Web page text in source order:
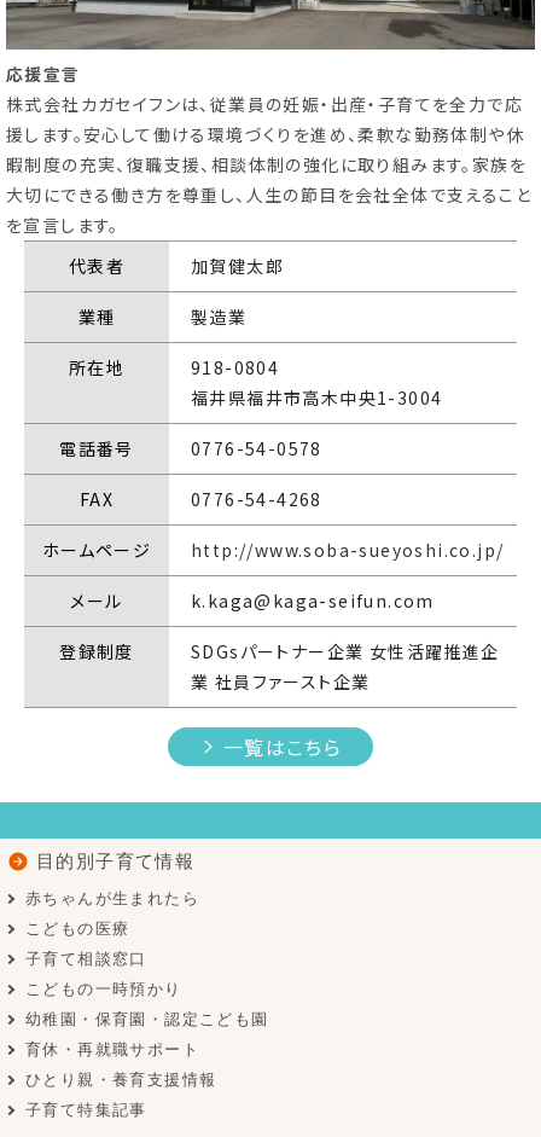
育休・再就職
サポート
養育支援情報
こどもの
遊び場
子育て
従業員応援企業 （事業者様向け）
応援宣言
株式会社カガセイフンは、従業員の妊娠・出産・子育てを全力で応
援します。安心して働ける環境づくりを進め、柔軟な勤務体制や休
暇制度の充実、復職支援、相談体制の強化に取り組みます。家族を
大切にできる働き方を尊重し、人生の節目を会社全体で支えること
を宣言します。
代表者
加賀健太郎
業種 製造業
所在地
918-0804
福井県福井市高木中央1-3004
電話番号 0776-54-0578
FAX 0776-54-4268
ホームページ http://www.soba-sueyoshi.co.jp/
メール k.kaga@kaga-seifun.com
登録制度
SDGsパートナー企業 女性活躍推進企
業 社員ファースト企業
一覧はこちら
目的別子育て情報
赤ちゃんが生まれたら
こどもの医療
子育て相談窓口
こどもの一時預かり
幼稚園・保育園・認定こども園
育休・再就職サポート
ひとり親・養育支援情報
子育て特集記事